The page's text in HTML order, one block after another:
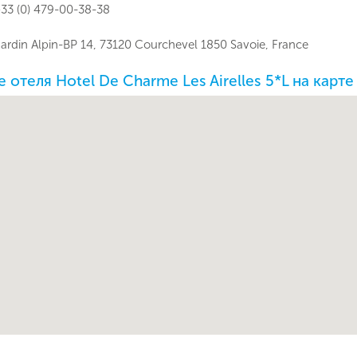
(0) 479-00-38-38
Alpin-BP 14, 73120 Courchevel 1850 Savoie, France
отеля Hotel De Charme Les Airelles 5*L на